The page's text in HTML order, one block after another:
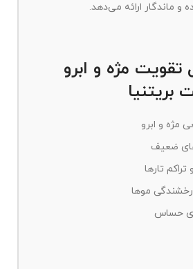
و ماندگار ارائه می‌دهد.
تقویت مژه و ابرو
بریتنیا
مژه و ابرو
ضعیف
تارها
موها
حساس